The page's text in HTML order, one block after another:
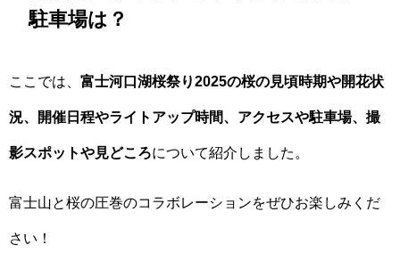
駐車場は？
ここでは、 富士河口湖桜祭り2025の桜の見頃時期や開花状
況、開催日程やライトアップ時間、アクセスや駐車場、撮
影スポットや見どころについて紹介しました。
富士山と桜の圧巻のコラボレーションをぜひお楽しみくだ
さい！